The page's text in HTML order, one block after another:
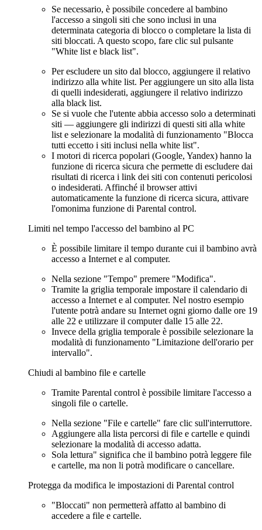
Se necessario, è possibile concedere al bambino
l'accesso a singoli siti che sono inclusi in una
determinata categoria di blocco o completare la lista di
siti bloccati. A questo scopo, fare clic sul pulsante
"White list e black list".
Per escludere un sito dal blocco, aggiungere il relativo
indirizzo alla white list. Per aggiungere un sito alla lista
di quelli indesiderati, aggiungere il relativo indirizzo
alla black list.
Se si vuole che l'utente abbia accesso solo a determinati
siti — aggiungere gli indirizzi di questi siti alla white
list e selezionare la modalità di funzionamento "Blocca
tutti eccetto i siti inclusi nella white list".
I motori di ricerca popolari (Google, Yandex) hanno la
funzione di ricerca sicura che permette di escludere dai
risultati di ricerca i link dei siti con contenuti pericolosi
o indesiderati. Affinché il browser attivi
automaticamente la funzione di ricerca sicura, attivare
l'omonima funzione di Parental control.
Limiti nel tempo l'accesso del bambino al PC
È possibile limitare il tempo durante cui il bambino avrà
accesso a Internet e al computer.
Nella sezione "Tempo" premere "Modifica".
Tramite la griglia temporale impostare il calendario di
accesso a Internet e al computer. Nel nostro esempio
l'utente potrà andare su Internet ogni giorno dalle ore 19
alle 22 e utilizzare il computer dalle 15 alle 22.
Invece della griglia temporale è possibile selezionare la
modalità di funzionamento "Limitazione dell'orario per
intervallo".
Chiudi al bambino file e cartelle
Tramite Parental control è possibile limitare l'accesso a
singoli file o cartelle.
Nella sezione "File e cartelle" fare clic sull'interruttore.
Aggiungere alla lista percorsi di file e cartelle e quindi
selezionare la modalità di accesso adatta.
Sola lettura" significa che il bambino potrà leggere file
e cartelle, ma non li potrà modificare o cancellare.
Protegga da modifica le impostazioni di Parental control
"Bloccati" non permetterà affatto al bambino di
accedere a file e cartelle.